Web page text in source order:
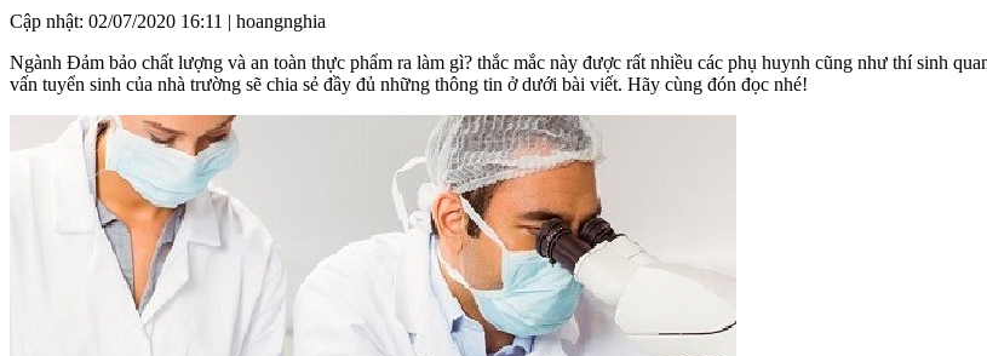
Cập nhật: 02/07/2020 16:11 | hoangnghia
Ngành Đảm bảo chất lượng và an toàn thực phẩm ra làm gì? thắc mắc này được rất nhiều các phụ huynh cũng như thí sinh
vấn tuyển sinh của nhà trường sẽ chia sẻ đầy đủ những thông tin ở dưới bài viết. Hãy cùng đón đọc nhé!